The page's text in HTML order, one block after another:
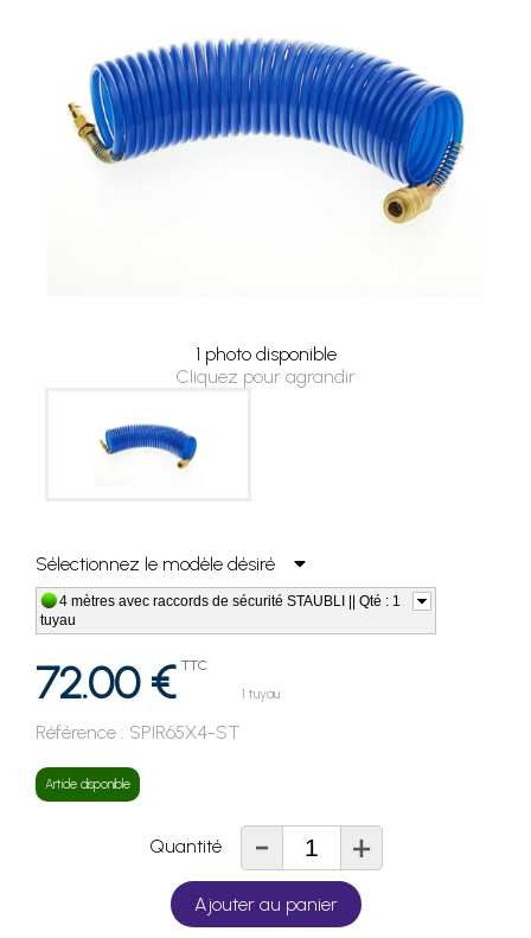
1 photo disponible
Cliquez pour agrandir
Sélectionnez le modèle désiré
4 mètres avec raccords de sécurité STAUBLI || Qté : 1
tuyau
72.00 € TTC
1 tuyau
Référence : SPIR65X4-ST
Article disponible
Quantité - +
Ajouter au panier